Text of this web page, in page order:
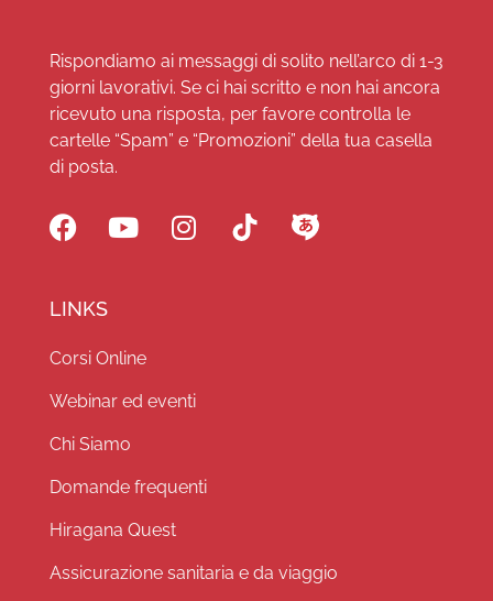
Rispondiamo ai messaggi di solito nell’arco di 1-3
giorni lavorativi. Se ci hai scritto e non hai ancora
ricevuto una risposta, per favore controlla le
cartelle “Spam” e “Promozioni” della tua casella
di posta.
LINKS
Corsi Online
Webinar ed eventi
Chi Siamo
Domande frequenti
Hiragana Quest
Assicurazione sanitaria e da viaggio